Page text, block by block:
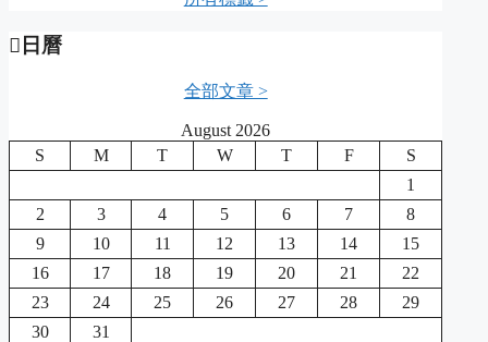
日曆
全部文章 >
August 2026
S
M T W T F
S
1
2
3 4 5 6 7
8
9
10 11 12 13 14
15
16
17 18 19 20 21
22
23
24 25 26 27 28
29
30
31